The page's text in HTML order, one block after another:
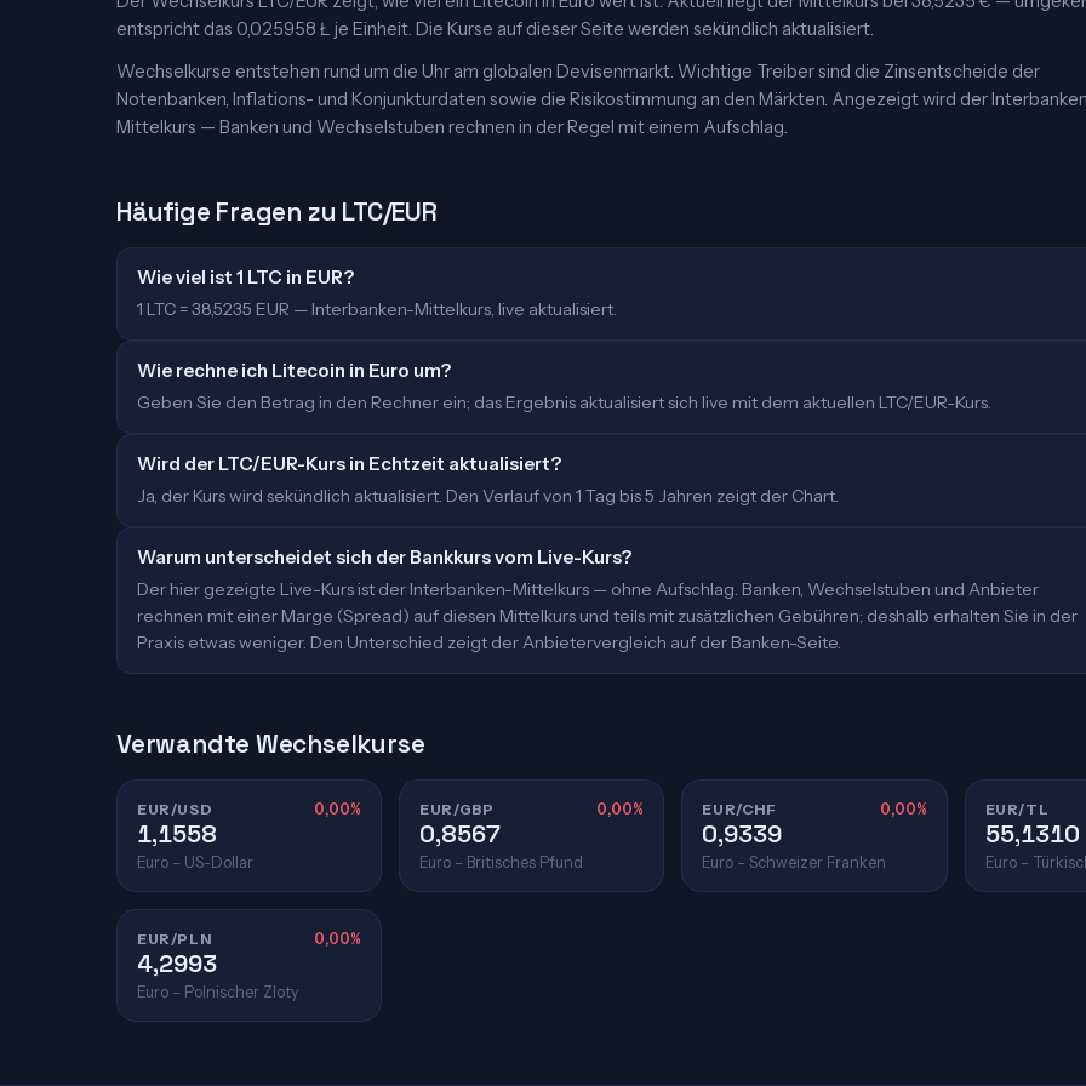
entspricht das 0,025958 Ł je Einheit. Die Kurse auf dieser Seite werden sekündlich aktualisiert.
Wechselkurse entstehen rund um die Uhr am globalen Devisenmarkt. Wichtige Treiber sind die Zinsentscheide der
Notenbanken, Inflations- und Konjunkturdaten sowie die Risikostimmung an den Märkten. Angezeigt wird der
Mittelkurs — Banken und Wechselstuben rechnen in der Regel mit einem Aufschlag.
Häufige Fragen zu LTC/EUR
Wie viel ist 1 LTC in EUR?
1 LTC = 38,5235 EUR — Interbanken-Mittelkurs, live aktualisiert.
Wie rechne ich Litecoin in Euro um?
Geben Sie den Betrag in den Rechner ein; das Ergebnis aktualisiert sich live mit dem aktuellen LTC/EUR-Kurs.
Wird der LTC/EUR-Kurs in Echtzeit aktualisiert?
Ja, der Kurs wird sekündlich aktualisiert. Den Verlauf von 1 Tag bis 5 Jahren zeigt der Chart.
Warum unterscheidet sich der Bankkurs vom Live-Kurs?
Der hier gezeigte Live-Kurs ist der Interbanken-Mittelkurs — ohne Aufschlag. Banken, Wechselstuben und Anbieter
rechnen mit einer Marge (Spread) auf diesen Mittelkurs und teils mit zusätzlichen Gebühren; deshalb erhalten Sie in der
Praxis etwas weniger. Den Unterschied zeigt der Anbietervergleich auf der Banken-Seite.
Verwandte Wechselkurse
EUR/USD 0,00%
1,1558
Euro – US-Dollar
EUR/GBP 0,00%
0,8567
Euro – Britisches Pfund
EUR/CHF 0,00%
0,9339
Euro – Schweizer Franken
EUR/TL
55,1310
Euro –
EUR/PLN 0,00%
4,2993
Euro – Polnischer Zloty